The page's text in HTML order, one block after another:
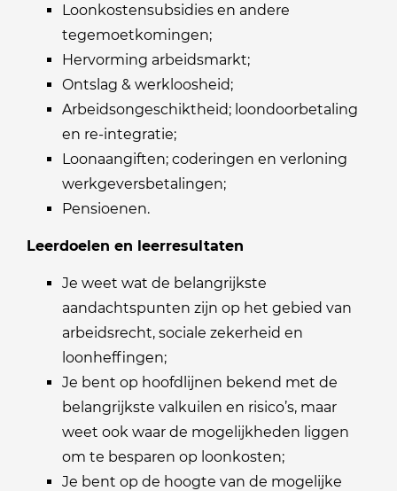
Loonkostensubsidies en andere
tegemoetkomingen;
Hervorming arbeidsmarkt;
Ontslag & werkloosheid;
Arbeidsongeschiktheid; loondoorbetaling
en re-integratie;
Loonaangiften; coderingen en verloning
werkgeversbetalingen;
Pensioenen.
Leerdoelen en leerresultaten
Je weet wat de belangrijkste
aandachtspunten zijn op het gebied van
arbeidsrecht, sociale zekerheid en
loonheffingen;
Je bent op hoofdlijnen bekend met de
belangrijkste valkuilen en risico’s, maar
weet ook waar de mogelijkheden liggen
om te besparen op loonkosten;
Je bent op de hoogte van de mogelijke